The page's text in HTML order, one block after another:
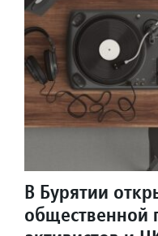
В Бурятии
общественной